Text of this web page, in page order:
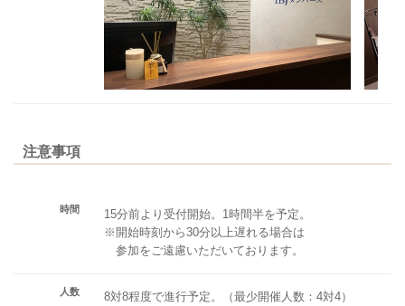
注意事項
時間
15分前より受付開始。1時間半を予定。
※開始時刻から30分以上遅れる場合は
参加をご遠慮いただいております。
人数
8対8程度で進行予定。（最少開催人数：4対4）